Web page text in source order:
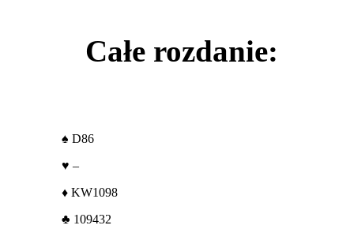
Całe rozdanie:
♠ D86
♥ –
♦ KW1098
♣ 109432